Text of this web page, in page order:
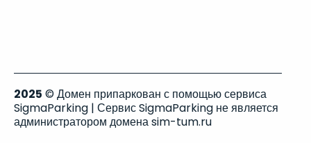
2025 © Домен припаркован с помощью сервиса
SigmaParking | Сервис SigmaParking не является
администратором домена sim-tum.ru